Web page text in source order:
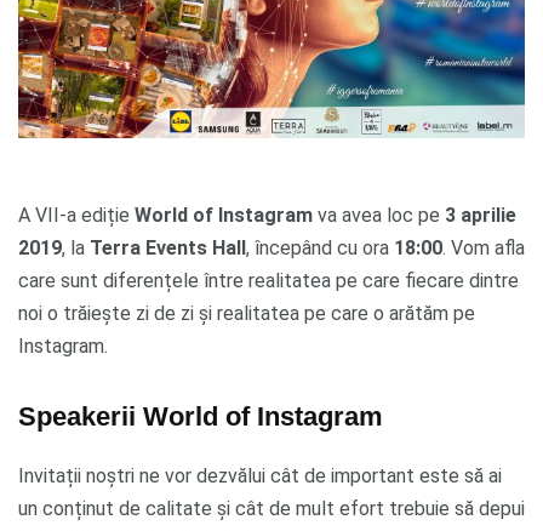
A VII-a ediție World of Instagram va avea loc pe 3 aprilie
2019, la Terra Events Hall , începând cu ora 18:00. Vom afla
care sunt diferențele între realitatea pe care fiecare dintre
noi o trăiește zi de zi și realitatea pe care o arătăm pe
Instagram.
Speakerii World of Instagram
Invitații noștri ne vor dezvălui cât de important este să ai
un conținut de calitate și cât de mult efort trebuie să depui